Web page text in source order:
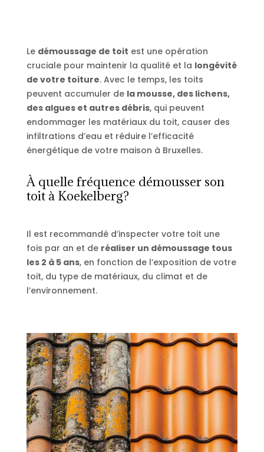
Le démoussage de toit est une opération
cruciale pour maintenir la qualité et la longévité
de votre toiture. Avec le temps, les toits
peuvent accumuler de la mousse, des lichens,
des algues et autres débris, qui peuvent
endommager les matériaux du toit, causer des
infiltrations d’eau et réduire l’efficacité
énergétique de votre maison à Bruxelles.
À quelle fréquence démousser son
toit à Koekelberg?
Il est recommandé d’inspecter votre toit une
fois par an et de réaliser un démoussage tous
les 2 à 5 ans, en fonction de l’exposition de votre
toit, du type de matériaux, du climat et de
l’environnement.